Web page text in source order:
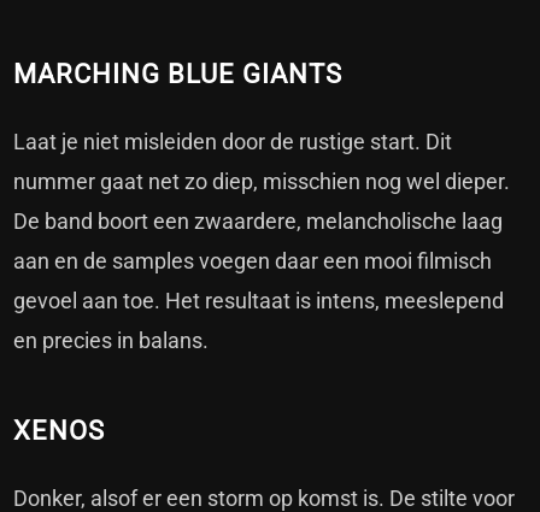
MARCHING BLUE GIANTS
Laat je niet misleiden door de rustige start. Dit
nummer gaat net zo diep, misschien nog wel dieper.
De band boort een zwaardere, melancholische laag
aan en de samples voegen daar een mooi filmisch
gevoel aan toe. Het resultaat is intens, meeslepend
en precies in balans.
XENOS
Donker, alsof er een storm op komst is. De stilte voor